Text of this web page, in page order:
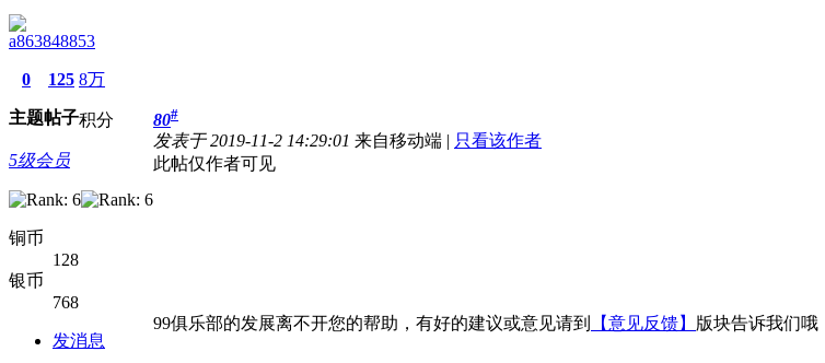
a863848853
0
主题
125
帖子
8万
积分
5级会员
铜币
128
银币
768
发消息
80#
发表于 2019-11-2 14:29:01 来自移动端 | 只看该作者
此帖仅作者可见
99俱乐部的发展离不开您的帮助，有好的建议或意见请到 【意见反馈】 版块告诉我们哦